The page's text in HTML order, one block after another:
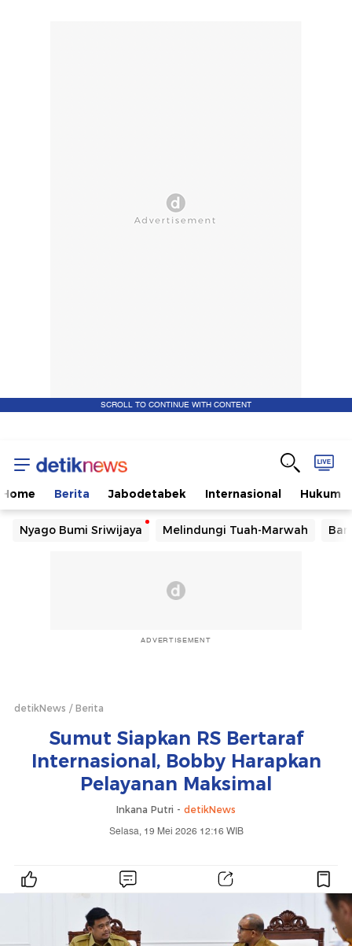
SCROLL TO CONTINUE WITH CONTENT
Home Berita Jabodetabek Internasional Hukum
Nyago Bumi Sriwijaya Melindungi Tuah-Marwah
ADVERTISEMENT
detikNews Berita
Sumut Siapkan RS Bertaraf
Internasional, Bobby Harapkan
Pelayanan Maksimal
Inkana Putri - detikNews
Selasa, 19 Mei 2026 12:16 WIB